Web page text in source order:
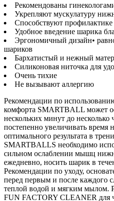
Рекомендованы
Укрепляют мускулатуру
Способствуют
Удобное введение шарика
Эргономичный дизайн•
шариков
Бархатистый и нежный
Силиконовая ниточка для
Очень тихие
Не вызывают аллергию
Рекомендации по
комфорта SMARTBALL может
нескольких минут до
постепенно увеличивать время
оптимального результата в
SMARTBALLS необходимо
сильном ослаблении мышц
ежедневно, носить шарик в
Рекомендации по уходу,
перед первым и после каждого
теплой водой и мягким мылом.
FUN FACTORY CLEANER для